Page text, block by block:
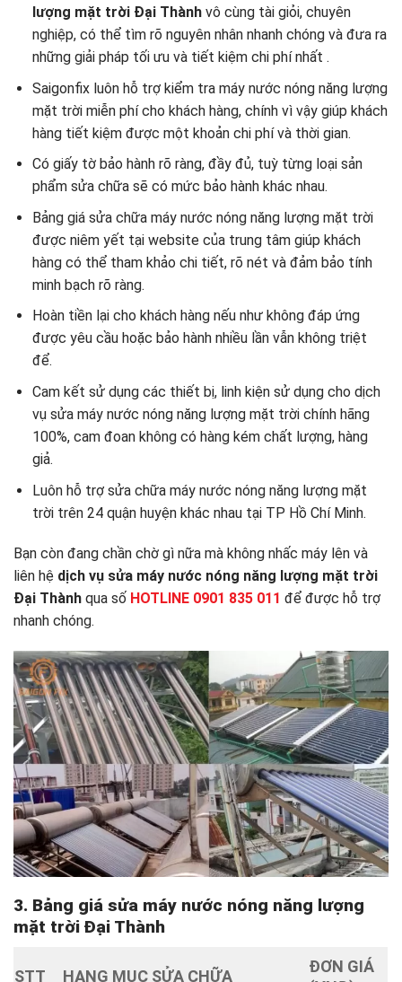
lượng mặt trời Đại Thành vô cùng tài giỏi, chuyên
nghiệp, có thể tìm rõ nguyên nhân nhanh chóng và đưa ra
những giải pháp tối ưu và tiết kiệm chi phí nhất .
Saigonfix luôn hỗ trợ kiểm tra máy nước nóng năng lượng
mặt trời miễn phí cho khách hàng, chính vì vậy giúp khách
hàng tiết kiệm được một khoản chi phí và thời gian.
Có giấy tờ bảo hành rõ ràng, đầy đủ, tuỳ từng loại sản
phẩm sửa chữa sẽ có mức bảo hành khác nhau.
Bảng giá sửa chữa máy nước nóng năng lượng mặt trời
được niêm yết tại website của trung tâm giúp khách
hàng có thể tham khảo chi tiết, rõ nét và đảm bảo tính
minh bạch rõ ràng.
Hoàn tiền lại cho khách hàng nếu như không đáp ứng
được yêu cầu hoặc bảo hành nhiều lần vẫn không triệt
để.
Cam kết sử dụng các thiết bị, linh kiện sử dụng cho dịch
vụ sửa máy nước nóng năng lượng mặt trời chính hãng
100%, cam đoan không có hàng kém chất lượng, hàng
giả.
Luôn hỗ trợ sửa chữa máy nước nóng năng lượng mặt
trời trên 24 quận huyện khác nhau tại TP Hồ Chí Minh.
Bạn còn đang chần chờ gì nữa mà không nhấc máy lên và
liên hệ dịch vụ sửa máy nước nóng năng lượng mặt trời
Đại Thành qua số HOTLINE 0901 835 011 để được hỗ trợ
nhanh chóng.
3. Bảng giá sửa máy nước nóng năng lượng
mặt trời Đại Thành
STT HẠNG MỤC SỬA CHỮA
ĐƠN GIÁ